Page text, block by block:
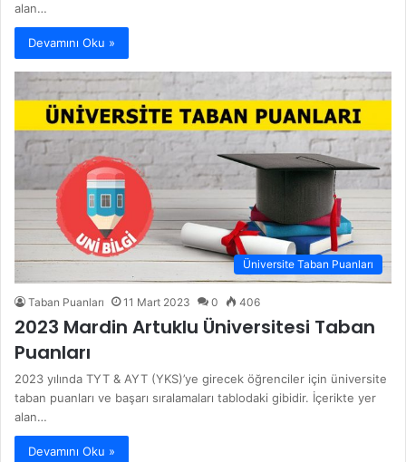
alan…
Devamını Oku »
Üniversite Taban Puanları
Taban Puanları 11 Mart 2023 0 406
2023 Mardin Artuklu Üniversitesi Taban
Puanları
2023 yılında TYT & AYT (YKS)’ye girecek öğrenciler için üniversite
taban puanları ve başarı sıralamaları tablodaki gibidir. İçerikte yer
alan…
Devamını Oku »